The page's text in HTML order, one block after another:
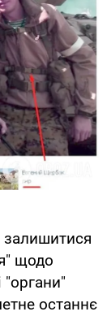
щодо
"органи"
останнє